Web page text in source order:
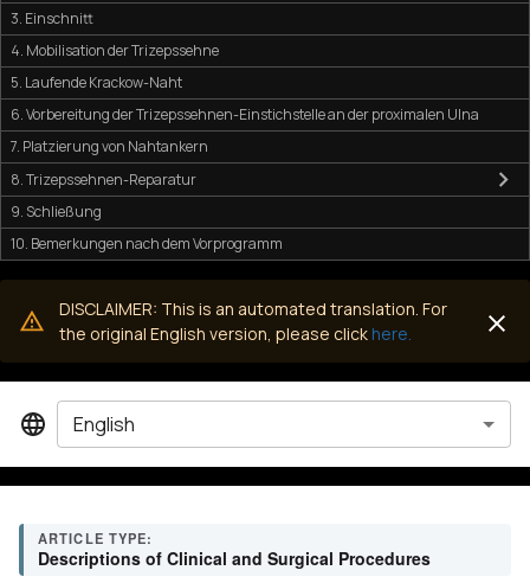
3. Einschnitt
4. Mobilisation der Trizepssehne
5. Laufende Krackow-Naht
6. Vorbereitung der Trizepssehnen-Einstichstelle an der proximalen Ulna
7. Platzierung von Nahtankern
8. Trizepssehnen-Reparatur
9. Schließung
10. Bemerkungen nach dem Vorprogramm
DISCLAIMER: This is an automated translation. For
the original English version, please click here.
ARTICLE TYPE:
Descriptions of Clinical and Surgical Procedures
English